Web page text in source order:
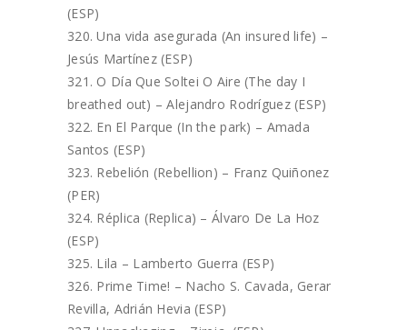
(ESP)
Una vida asegurada (An insured life) –
Jesús Martínez (ESP)
O Día Que Soltei O Aire (The day I
breathed out) – Alejandro Rodríguez (ESP)
En El Parque (In the park) – Amada
Santos (ESP)
Rebelión (Rebellion) – Franz Quiñonez
(PER)
Réplica (Replica) – Álvaro De La Hoz
(ESP)
Lila – Lamberto Guerra (ESP)
Prime Time! – Nacho S. Cavada, Gerar
Revilla, Adrián Hevia (ESP)